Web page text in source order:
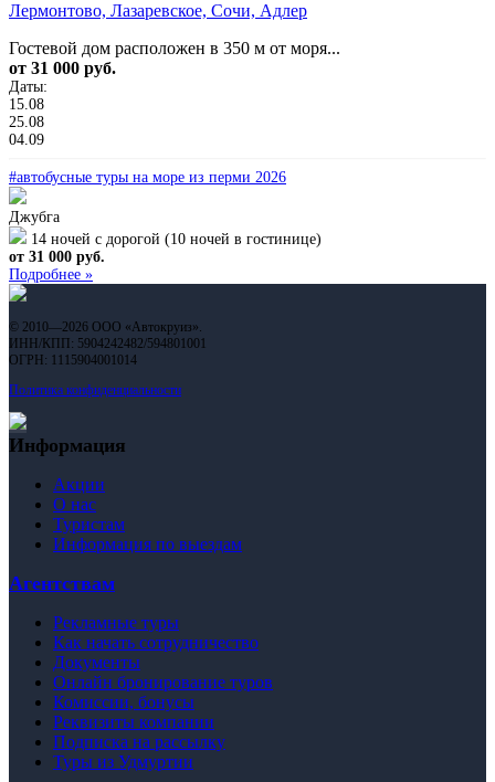
Лермонтово, Лазаревское, Сочи, Адлер
Гостевой дом расположен в 350 м от моря...
от 31 000 руб.
Даты:
15.08
25.08
04.09
#автобусные туры на море из перми 2026
Джубга
14 ночей с дорогой (10 ночей в гостинице)
от 31 000 руб.
Подробнее »
© 2010—2026 ООО «Автокруиз».
ИНН/КПП: 5904242482/594801001
ОГРН: 1115904001014
Политика конфиденциальности
Информация
Акции
О нас
Туристам
Информация по выездам
Агентствам
Рекламные туры
Как начать сотрудничество
Документы
Онлайн бронирование туров
Комиссии, бонусы
Реквизиты компании
Подписка на рассылку
Туры из Удмуртии